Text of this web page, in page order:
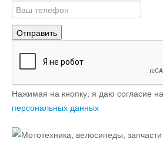
Отправить
Нажимая на кнопку, я даю согласие
персональных данных